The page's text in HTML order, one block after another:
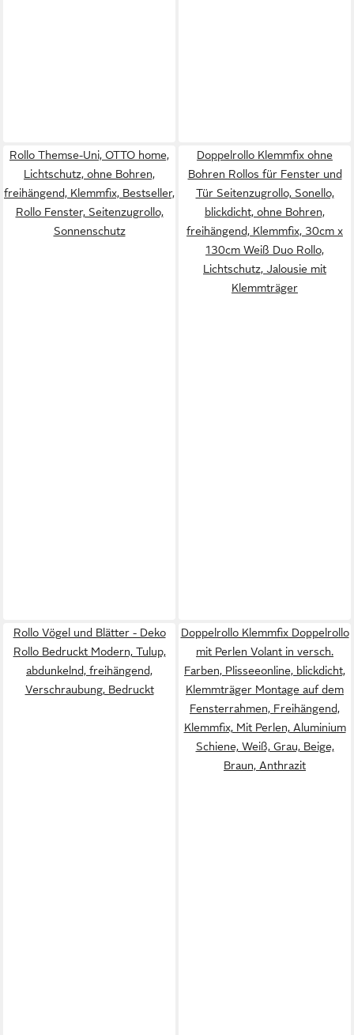
Rollo Themse-Uni, OTTO home,
Lichtschutz, ohne Bohren,
freihängend, Klemmfix, Bestseller,
Rollo Fenster, Seitenzugrollo,
Sonnenschutz
Doppelrollo Klemmfix ohne
Bohren Rollos für Fenster und
Tür Seitenzugrollo, Sonello,
blickdicht, ohne Bohren,
freihängend, Klemmfix, 30cm x
130cm Weiß Duo Rollo,
Lichtschutz, Jalousie mit
Klemmträger
Rollo Vögel und Blätter - Deko
Rollo Bedruckt Modern, Tulup,
abdunkelnd, freihängend,
Verschraubung, Bedruckt
Doppelrollo Klemmfix Doppelrollo
mit Perlen Volant in versch.
Farben, Plisseeonline, blickdicht,
Klemmträger Montage auf dem
Fensterrahmen, Freihängend,
Klemmfix, Mit Perlen, Aluminium
Schiene, Weiß, Grau, Beige,
Braun, Anthrazit